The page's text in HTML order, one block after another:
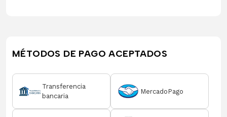
MÉTODOS DE PAGO ACEPTADOS
Transferencia
bancaria
MercadoPago